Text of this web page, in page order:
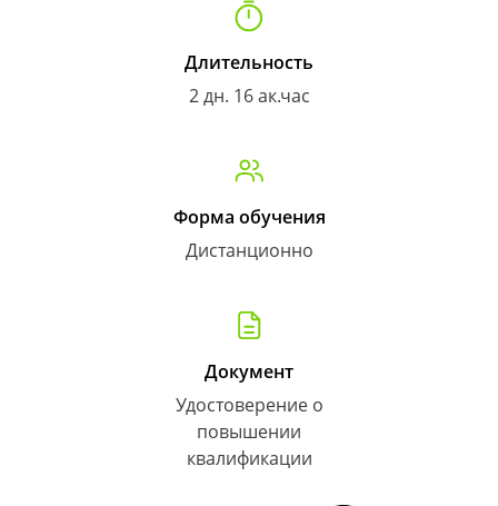
Длительность
2 дн. 16 ак.час
Форма обучения
Дистанционно
Документ
Удостоверение о
повышении
квалификации